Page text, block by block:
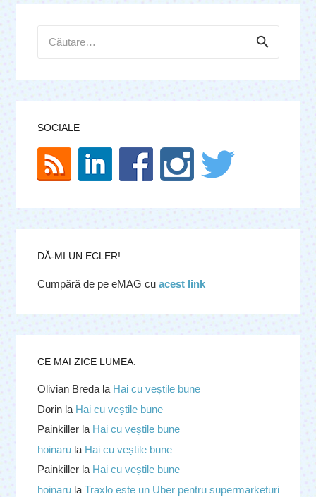
SOCIALE
DĂ-MI UN ECLER!
Cumpără de pe eMAG cu acest link
CE MAI ZICE LUMEA.
Olivian Bredala Hai cu veștile bune
Dorinla Hai cu veștile bune
Painkillerla Hai cu veștile bune
hoinarula Hai cu veștile bune
Painkillerla Hai cu veștile bune
hoinarula Traxlo este un Uber pentru supermarketuri